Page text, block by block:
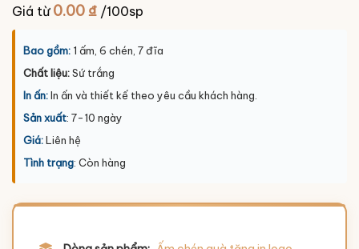
Giá từ 0.00₫ /100sp
Bao gồm: 1 ấm, 6 chén, 7 đĩa
Chất liệu:Sứ trắng
In ấn:In ấn và thiết kế theo yêu cầu khách hàng.
Sản xuất: 7-10 ngày
Giá:Liên hệ
Tình trạng: Còn hàng